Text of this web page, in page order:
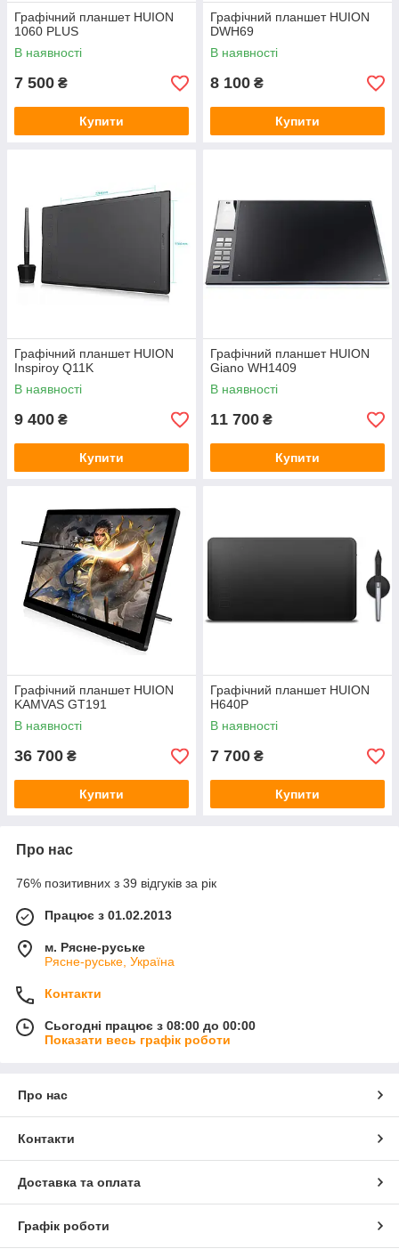
Графічний планшет HUION
1060 PLUS
В наявності
7 500 ₴
Купити
Графічний планшет HUION
DWH69
В наявності
8 100 ₴
Купити
Графічний планшет HUION
Inspiroy Q11K
В наявності
9 400 ₴
Купити
Графічний планшет HUION
Giano WH1409
В наявності
11 700 ₴
Купити
Графічний планшет HUION
KAMVAS GT191
В наявності
36 700 ₴
Купити
Графічний планшет HUION
H640P
В наявності
7 700 ₴
Купити
Про нас
76% позитивних з 39 відгуків за рік
Працює з 01.02.2013
м. Рясне-руське
Рясне-руське, Україна
Контакти
Сьогодні працює з 08:00 до 00:00
Показати весь графік роботи
Про нас
Контакти
Доставка та оплата
Графік роботи